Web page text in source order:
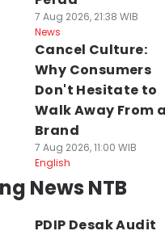
7 Aug 2026, 21:38 WIB
News
Cancel Culture:
Why Consumers
Don't Hesitate to
Walk Away From a
Brand
7 Aug 2026, 11:00 WIB
English
News NTB
PDIP Desak Audit